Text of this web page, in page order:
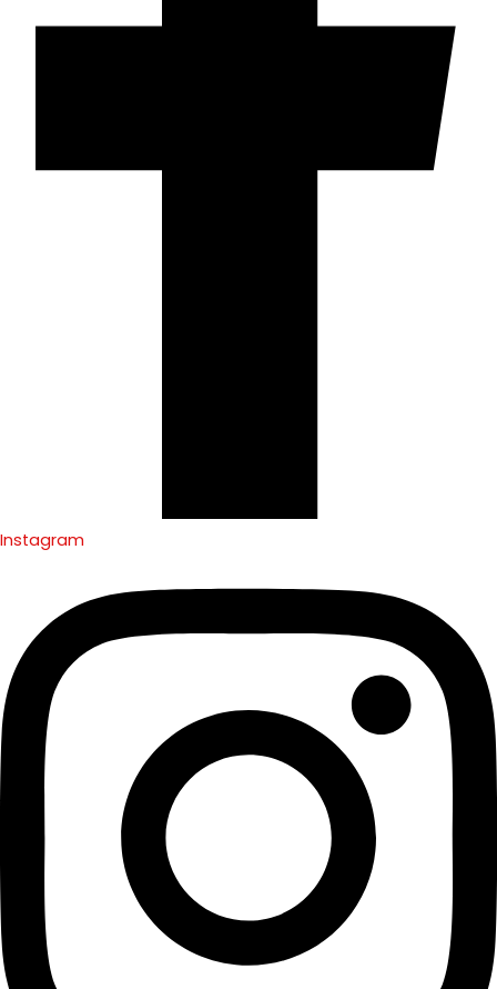
Instagram